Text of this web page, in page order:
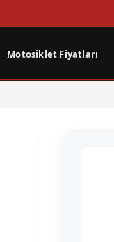
Motosiklet Fiyatları